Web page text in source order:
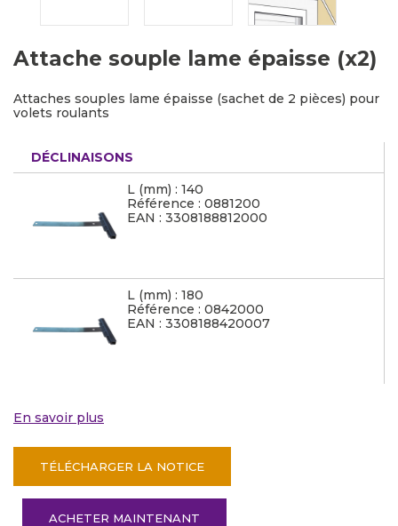
Attache souple lame épaisse (x2)
Attaches souples lame épaisse (sachet de 2 pièces) pour
volets roulants
DÉCLINAISONS
L (mm) : 140
Référence : 0881200
EAN : 3308188812000
L (mm) : 180
Référence : 0842000
EAN : 3308188420007
En savoir plus
TÉLÉCHARGER LA NOTICE
ACHETER MAINTENANT